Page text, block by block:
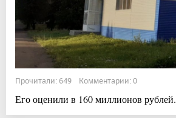
Прочитали: 649 Комментарии: 0
Его оценили в 160 миллионов рублей.